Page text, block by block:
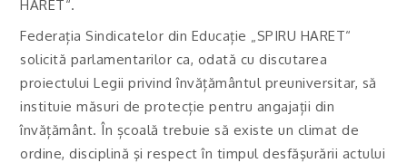
HARET“.
Federația Sindicatelor din Educație „SPIRU HARET“
solicită parlamentarilor ca, odată cu discutarea
proiectului Legii privind învățământul preuniversitar, să
instituie măsuri de protecție pentru angajații din
învățământ. În școală trebuie să existe un climat de
ordine, disciplină şi respect în timpul desfăşurării actului